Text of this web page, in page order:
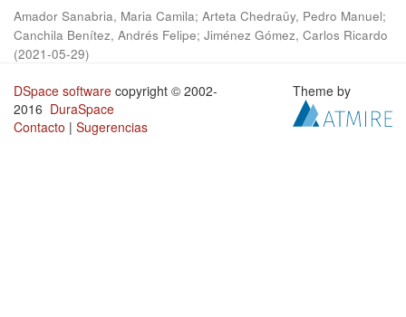
Amador Sanabria, Maria Camila; Arteta Chedraüy, Pedro Manuel;
Canchila Benítez, Andrés Felipe; Jiménez Gómez, Carlos Ricardo
(2021-05-29)
DSpace software copyright © 2002-
2016 DuraSpace
Contacto | Sugerencias
Theme by